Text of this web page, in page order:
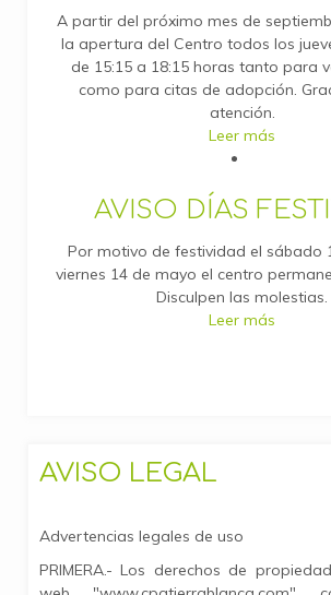
A partir del próximo mes de
la apertura del Centro todos los
de 15:15 a 18:15 horas tanto para
como para citas de adopción.
atención.
Leer más
AVISO DÍAS
Por motivo de festividad el sábado
viernes 14 de mayo el centro
Disculpen las molestias.
Leer más
AVISO LEGAL
Advertencias legales de uso
PRIMERA.- Los derechos de